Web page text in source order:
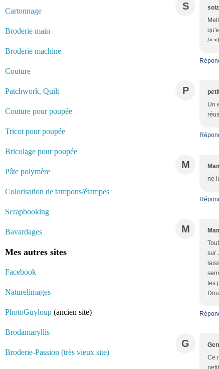
Cartonnage
Broderie main
Broderie machine
Couture
Patchwork, Quilt
Couture pour poupée
Tricot pour poupée
Bricolage pour poupée
Pâte polymère
Colorisation de tampons/étampes
Scrapbooking
Bavardages
Mes autres sites
Facebook
Naturelimages
PhotoGuyloup (ancien site)
Brodamaryllis
Broderie-Passion (très vieux site)
S
/>
P
Un
M
ne
M
sur
tes
G
Ce